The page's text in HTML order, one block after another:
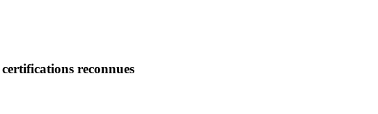
certifications reconnues